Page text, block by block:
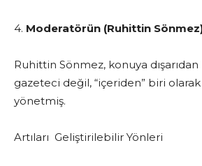
4. Moderatörün (Ruhittin Sönmez)
Ruhittin Sönmez, konuya
gazeteci değil, “içeriden” biri
yönetmiş.
Artıları Geliştirilebilir Yönleri